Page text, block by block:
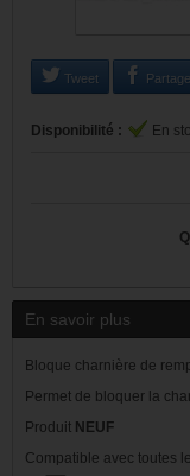
Tweet
Disponibilité : En
En savoir plus
Bloque charnière de
Permet de bloquer la
Produit NEUF
Compatible avec toutes